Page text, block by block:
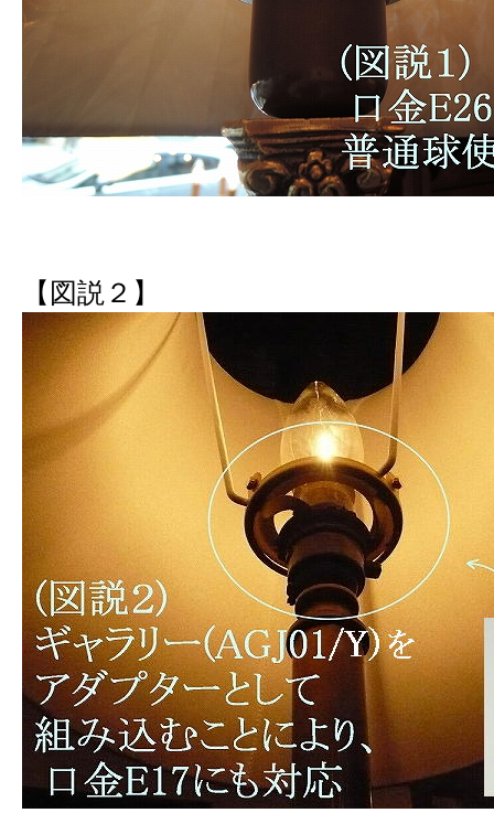
【図説２】